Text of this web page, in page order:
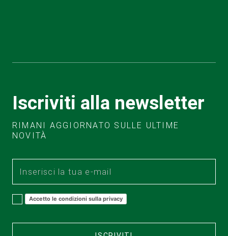
Iscriviti alla newsletter
RIMANI AGGIORNATO SULLE ULTIME
NOVITÀ
Accetto le condizioni sulla privacy